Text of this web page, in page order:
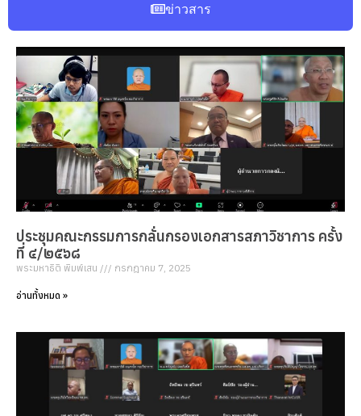
ข่าวสาร
ประชุมคณะกรรมการกลั่นกรองเอกสารสภาวิชาการ ครั้ง
ที่ ๔/๒๕๖๘
พระมหาธิติ พิมพ์เสน กรกฎาคม 7, 2025
อ่านทั้งหมด »